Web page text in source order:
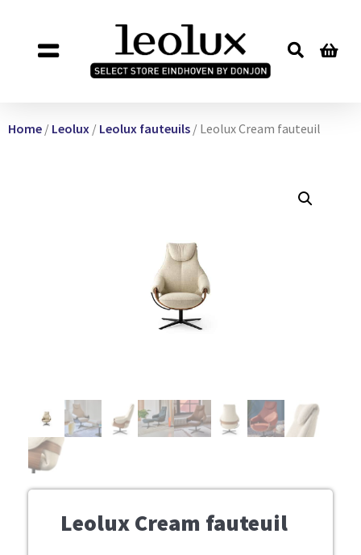
Home / Leolux / Leolux fauteuils / Leolux Cream fauteuil
Leolux Cream fauteuil